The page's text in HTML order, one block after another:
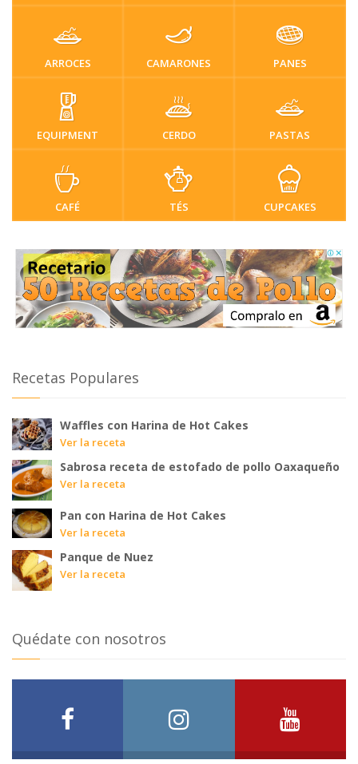
ARROCES CAMARONES PANES
EQUIPMENT CERDO PASTAS
CAFÉ TÉS CUPCAKES
Recetas Populares
Waffles con Harina de Hot Cakes
Ver la receta
Sabrosa receta de estofado de pollo Oaxaqueño
Ver la receta
Pan con Harina de Hot Cakes
Ver la receta
Panque de Nuez
Ver la receta
Quédate con nosotros